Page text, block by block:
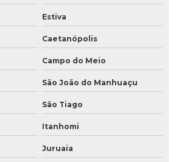
Estiva
Caetanópolis
Campo do Meio
São João do Manhuaçu
São Tiago
Itanhomi
Juruaia